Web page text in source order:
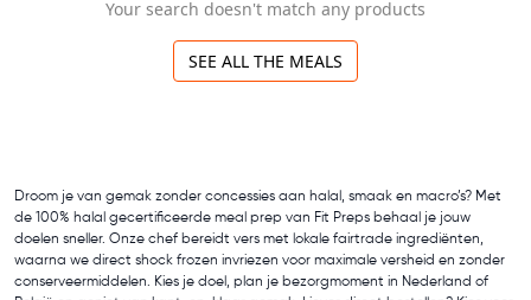
Your search doesn't match any products
SEE ALL THE MEALS
Droom je van gemak zonder concessies aan halal, smaak en macro’s? Met
de 100% halal gecertificeerde meal prep van Fit Preps behaal je jouw
doelen sneller. Onze chef bereidt vers met lokale fairtrade ingrediënten,
waarna we direct shock frozen invriezen voor maximale versheid en zonder
conserveermiddelen. Kies je doel, plan je bezorgmoment in Nederland of